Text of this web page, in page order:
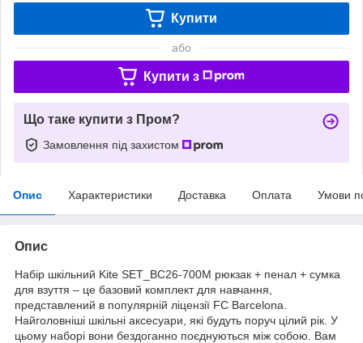
Купити
або
Купити з
Що таке купити з Пром?
Замовлення під захистом
Опис Характеристики Доставка Оплата Умови
Опис
Набір шкільний Kite SET_BC26-700M рюкзак + пенал + сумка
для взуття – це базовий комплект для навчання,
представлений в популярній ліцензії FC Barcelona.
Найголовніші шкільні аксесуари, які будуть поруч цілий рік. У
цьому наборі вони бездоганно поєднуються між собою. Вам